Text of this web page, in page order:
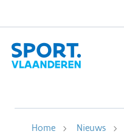
Home Nieuws